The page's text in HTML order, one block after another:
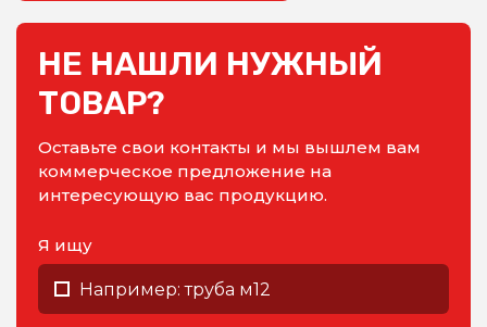
НЕ НАШЛИ НУЖНЫЙ
ТОВАР?
Оставьте свои контакты и мы вышлем вам
коммерческое предложение на
интересующую вас продукцию.
Я ищу